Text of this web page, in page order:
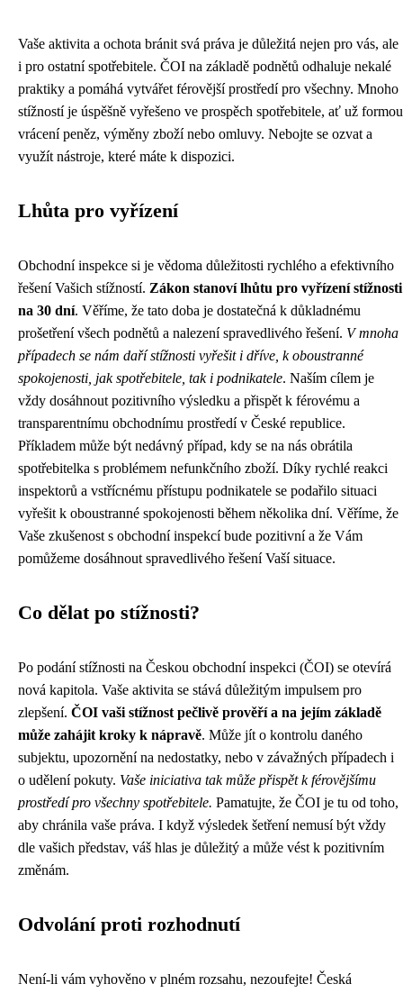
Vaše aktivita a ochota bránit svá práva je důležitá nejen pro vás, ale
i pro ostatní spotřebitele. ČOI na základě podnětů odhaluje nekalé
praktiky a pomáhá vytvářet férovější prostředí pro všechny. Mnoho
stížností je úspěšně vyřešeno ve prospěch spotřebitele, ať už formou
vrácení peněz, výměny zboží nebo omluvy. Nebojte se ozvat a
využít nástroje, které máte k dispozici.
Lhůta pro vyřízení
Obchodní inspekce si je vědoma důležitosti rychlého a efektivního
řešení Vašich stížností. Zákon stanoví lhůtu pro vyřízení stížnosti
na 30 dní. Věříme, že tato doba je dostatečná k důkladnému
prošetření všech podnětů a nalezení spravedlivého řešení. V mnoha
případech se nám daří stížnosti vyřešit i dříve, k oboustranné
spokojenosti, jak spotřebitele, tak i podnikatele. Naším cílem je
vždy dosáhnout pozitivního výsledku a přispět k férovému a
transparentnímu obchodnímu prostředí v České republice.
Příkladem může být nedávný případ, kdy se na nás obrátila
spotřebitelka s problémem nefunkčního zboží. Díky rychlé reakci
inspektorů a vstřícnému přístupu podnikatele se podařilo situaci
vyřešit k oboustranné spokojenosti během několika dní. Věříme, že
Vaše zkušenost s obchodní inspekcí bude pozitivní a že Vám
pomůžeme dosáhnout spravedlivého řešení Vaší situace.
Co dělat po stížnosti?
Po podání stížnosti na Českou obchodní inspekci (ČOI) se otevírá
nová kapitola. Vaše aktivita se stává důležitým impulsem pro
zlepšení. ČOI vaši stížnost pečlivě prověří a na jejím základě
může zahájit kroky k nápravě. Může jít o kontrolu daného
subjektu, upozornění na nedostatky, nebo v závažných případech i
o udělení pokuty. Vaše iniciativa tak může přispět k férovějšímu
prostředí pro všechny spotřebitele. Pamatujte, že ČOI je tu od toho,
aby chránila vaše práva. I když výsledek šetření nemusí být vždy
dle vašich představ, váš hlas je důležitý a může vést k pozitivním
změnám.
Odvolání proti rozhodnutí
Není-li vám vyhověno v plném rozsahu, nezoufejte! Česká